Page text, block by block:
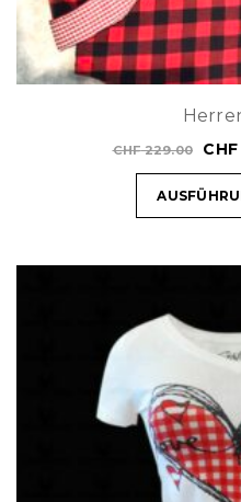
CHF229.00 CHF